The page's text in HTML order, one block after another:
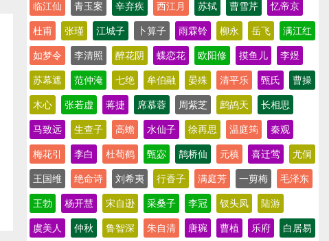
临江仙 青玉案 辛弃疾 西江月 苏轼 曹雪芹 忆帝京
杜甫 张瑾 江城子 卜算子 雨霖铃 柳永 岳飞 满江红
如梦令 李清照 醉花阴 蝶恋花 欧阳修 摸鱼儿 李煜
苏幕遮 范仲淹 七绝 牟伯融 晏殊 清平乐 甄氏 曹操
木心 张若虚 蒋捷 席慕蓉 周紫芝 鹧鸪天 长相思
马致远 生查子 高蟾 水仙子 徐再思 温庭筠 秦观
梅花引 李白 杜荀鹤 甄宓 鹊桥仙 元稹 喜迁莺 尤侗
王国维 绝命诗 刘希夷 行香子 满庭芳 一剪梅 毛泽东
王勃 杨开慧 宋自逊 采桑子 李冠 钗头凤 陆游
虞美人 仲秋 鲁智深 朱自清 唐琬 曹植 乐府 白居易